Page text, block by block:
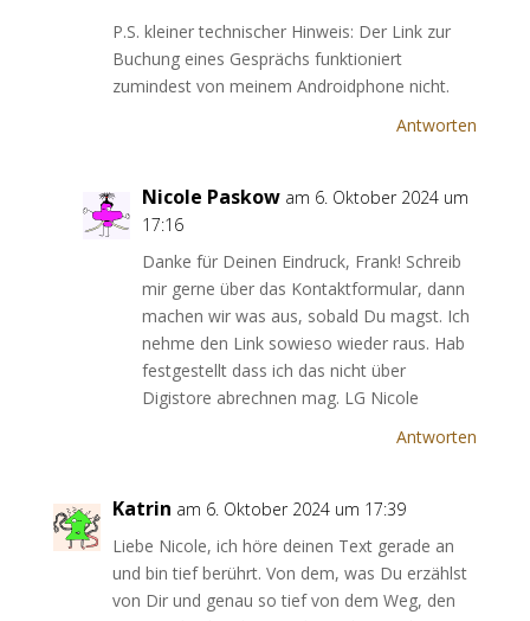
P.S. kleiner technischer Hinweis: Der Link zur
Buchung eines Gesprächs funktioniert
zumindest von meinem Androidphone nicht.
Antworten
Nicole Paskow am 6. Oktober 2024 um
17:16
Danke für Deinen Eindruck, Frank! Schreib
mir gerne über das Kontaktformular, dann
machen wir was aus, sobald Du magst. Ich
nehme den Link sowieso wieder raus. Hab
festgestellt dass ich das nicht über
Digistore abrechnen mag. LG Nicole
Antworten
Katrin am 6. Oktober 2024 um 17:39
Liebe Nicole, ich höre deinen Text gerade an
und bin tief berührt. Von dem, was Du erzählst
von Dir und genau so tief von dem Weg, den